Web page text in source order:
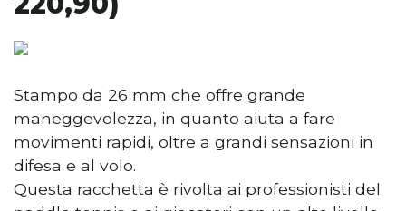
Stampo da 26 mm che offre grande
maneggevolezza, in quanto aiuta a fare
movimenti rapidi, oltre a grandi sensazioni in
difesa e al volo.
Questa racchetta è rivolta ai professionisti del